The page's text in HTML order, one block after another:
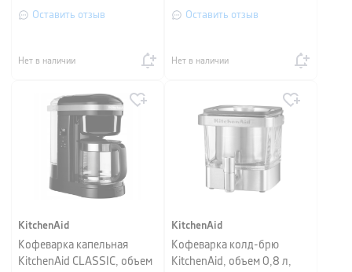
Оставить отзыв
Нет в наличии
Оставить отзыв
Нет в наличии
KitchenAid
Кофеварка капельная
KitchenAid CLASSIC, объем
KitchenAid
Кофеварка колд-брю
KitchenAid, объем 0,8 л,